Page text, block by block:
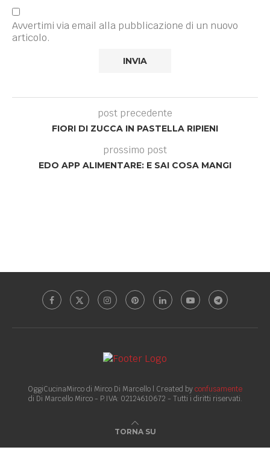
Avvertimi via email alla pubblicazione di un nuovo
articolo.
post precedente
FIORI DI ZUCCA IN PASTELLA RIPIENI
prossimo post
EDO APP ALIMENTARE: E SAI COSA MANGI
OggiCucinaMirco di Mirco Di Marcello | Created byconfusamente
di Di Marcello Mirco - P.IVA: 02124610672 - Tutti i diritti riservati.
TORNA SU